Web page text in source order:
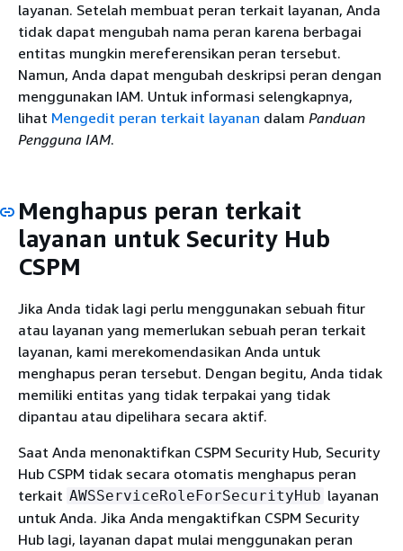
layanan. Setelah membuat peran terkait layanan, Anda
tidak dapat mengubah nama peran karena berbagai
entitas mungkin mereferensikan peran tersebut.
Namun, Anda dapat mengubah deskripsi peran dengan
menggunakan IAM. Untuk informasi selengkapnya,
lihat Mengedit peran terkait layanan dalam Panduan
Pengguna IAM.
Menghapus peran terkait
layanan untuk Security Hub
CSPM
Jika Anda tidak lagi perlu menggunakan sebuah fitur
atau layanan yang memerlukan sebuah peran terkait
layanan, kami merekomendasikan Anda untuk
menghapus peran tersebut. Dengan begitu, Anda tidak
memiliki entitas yang tidak terpakai yang tidak
dipantau atau dipelihara secara aktif.
Saat Anda menonaktifkan CSPM Security Hub, Security
Hub CSPM tidak secara otomatis menghapus peran
terkait AWSServiceRoleForSecurityHub layanan
untuk Anda. Jika Anda mengaktifkan CSPM Security
Hub lagi, layanan dapat mulai menggunakan peran